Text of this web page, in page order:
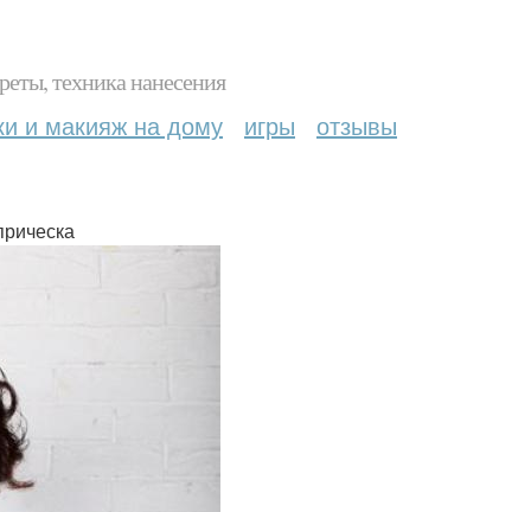
техника нанесения
и макияж на дому игры отзывы